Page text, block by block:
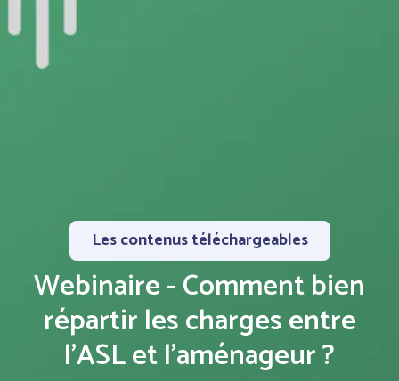
Les contenus téléchargeables
Webinaire - Comment bien
répartir les charges entre
l'ASL et l'aménageur ?